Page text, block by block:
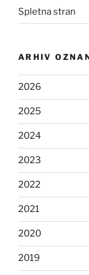
Spletna stran
ARHIV
2026
2025
2024
2023
2022
2021
2020
2019